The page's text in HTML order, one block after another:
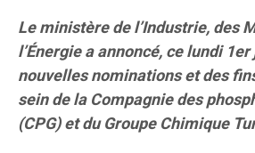
Le ministère de l’Industrie, des
l’Énergie a annoncé, ce lundi
nouvelles nominations et des
sein de la Compagnie des
(CPG) et du Groupe Chimique